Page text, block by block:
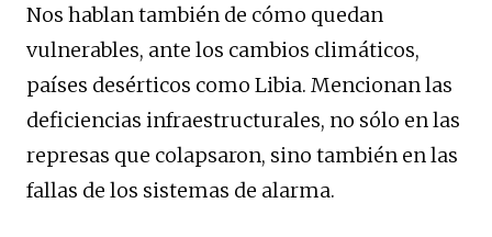
Nos hablan también de cómo quedan
vulnerables, ante los cambios climáticos,
países desérticos como Libia. Mencionan las
deficiencias infraestructurales, no sólo en las
represas que colapsaron, sino también en las
fallas de los sistemas de alarma.